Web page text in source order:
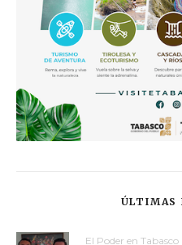
ÚLTIMAS
El Poder en Tabasco